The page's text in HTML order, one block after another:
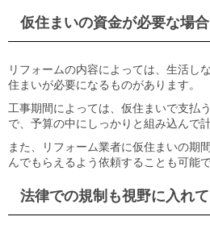
仮住まいの資金が必要な場
リフォームの内容によっては、生活し
住まいが必要になるものがあります。
工事期間によっては、仮住まいで支払
で、予算の中にしっかりと組み込んで
また、リフォーム業者に仮住まいの期
んでもらえるよう依頼することも可能で
法律での規制も視野に入れて